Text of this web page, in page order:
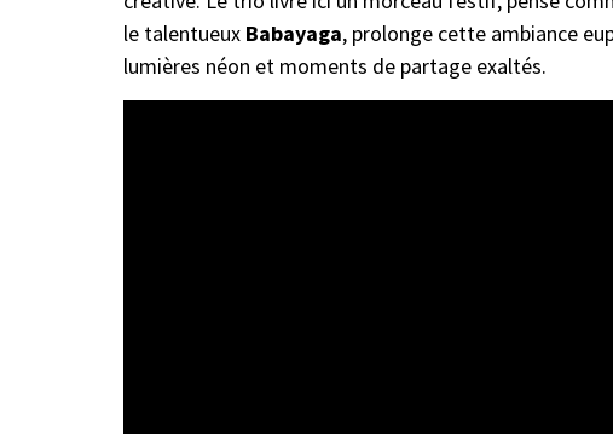
le talentueux Babayaga, prolonge cette ambiance
lumières néon et moments de partage exaltés.